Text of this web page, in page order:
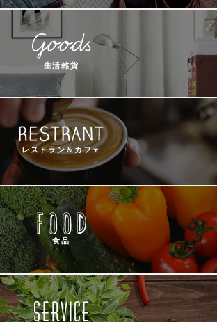
生活雑貨
レストラン＆カフェ
食品